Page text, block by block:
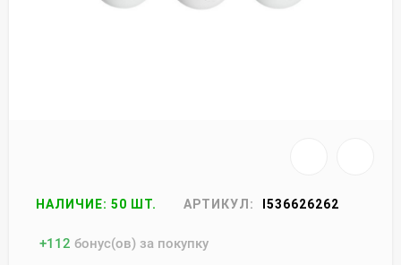
НАЛИЧИЕ: 50 ШТ. АРТИКУЛ: I536626262
+112 бонус(ов) за покупку